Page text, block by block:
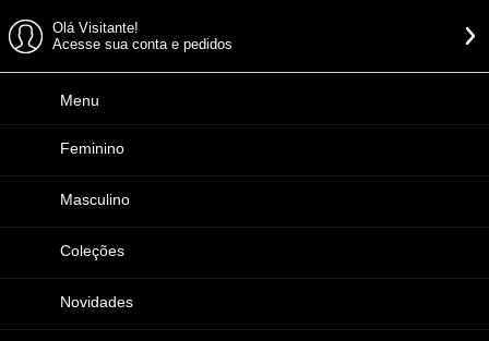
Olá Visitante!
Acesse sua conta e pedidos
Menu
Feminino
Masculino
Coleções
Novidades